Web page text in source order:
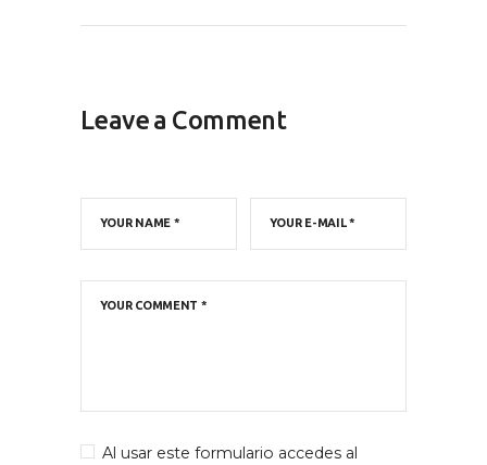
Leave a Comment
Al usar este formulario accedes al